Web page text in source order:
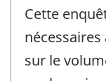
Cette
sur le